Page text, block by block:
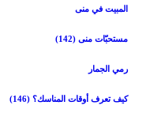
المبيت في منى‏
مستحبّات منى (142)
رمي الجمار
كيف تعرف أوقات المناسك؟ (146)